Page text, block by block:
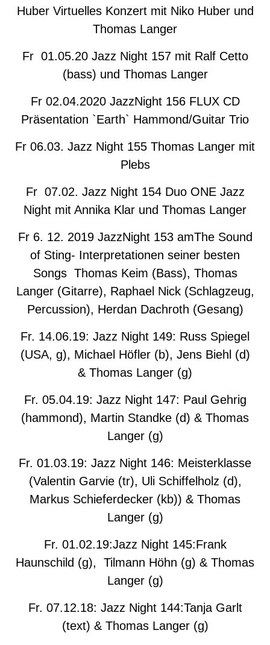
Huber Virtuelles Konzert mit Niko Huber und
Thomas Langer
Fr 01.05.20 Jazz Night 157 mit Ralf Cetto
(bass) und Thomas Langer
Fr 02.04.2020 JazzNight 156 FLUX CD
Präsentation `Earth` Hammond/Guitar Trio
Fr 06.03. Jazz Night 155 Thomas Langer mit
Plebs
Fr 07.02. Jazz Night 154 Duo ONE Jazz
Night mit Annika Klar und Thomas Langer
Fr 6. 12. 2019 JazzNight 153 amThe Sound
of Sting- Interpretationen seiner besten
Songs Thomas Keim (Bass), Thomas
Langer (Gitarre), Raphael Nick (Schlagzeug,
Percussion), Herdan Dachroth (Gesang)
Fr. 14.06.19: Jazz Night 149: Russ Spiegel
(USA, g), Michael Höfler (b), Jens Biehl (d)
& Thomas Langer (g)
Fr. 05.04.19: Jazz Night 147: Paul Gehrig
(hammond), Martin Standke (d) & Thomas
Langer (g)
Fr. 01.03.19: Jazz Night 146: Meisterklasse
(Valentin Garvie (tr), Uli Schiffelholz (d),
Markus Schieferdecker (kb)) & Thomas
Langer (g)
Fr. 01.02.19:Jazz Night 145:Frank
Haunschild (g), Tilmann Höhn (g) & Thomas
Langer (g)
Fr. 07.12.18: Jazz Night 144:Tanja Garlt
(text) & Thomas Langer (g)